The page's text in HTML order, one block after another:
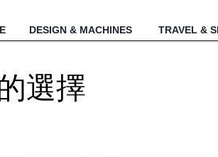
DESIGN & MACHINES TRAVEL &
選擇